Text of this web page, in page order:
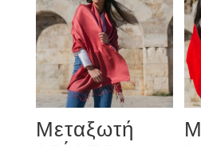
Μεταξωτή